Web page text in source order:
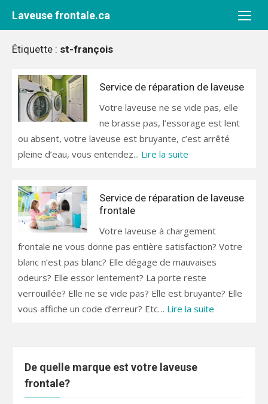
Laveuse frontale.ca
Étiquette : st-françois
Service de réparation de laveuse
Votre laveuse ne se vide pas, elle
ne brasse pas, l’essorage est lent
ou absent, votre laveuse est bruyante, c’est arrêté
pleine d’eau, vous entendez... Lire la suite
Service de réparation de laveuse
frontale
Votre laveuse à chargement
frontale ne vous donne pas entière satisfaction? Votre
blanc n’est pas blanc? Elle dégage de mauvaises
odeurs? Elle essor lentement? La porte reste
verrouillée? Elle ne se vide pas? Elle est bruyante? Elle
vous affiche un code d’erreur? Etc… Lire la suite
De quelle marque est votre laveuse
frontale?